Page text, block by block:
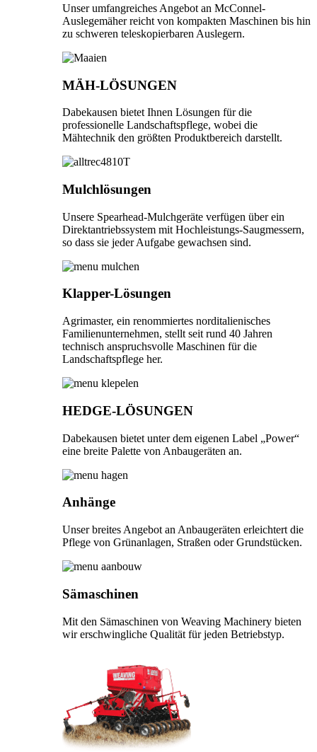
Unser umfangreiches Angebot an McConnel-
Auslegemäher reicht von kompakten Maschinen bis hin
zu schweren teleskopierbaren Auslegern.
MÄH-LÖSUNGEN
Dabekausen bietet Ihnen Lösungen für die
professionelle Landschaftspflege, wobei die
Mähtechnik den größten Produktbereich darstellt.
Mulchlösungen
Unsere Spearhead-Mulchgeräte verfügen über ein
Direktantriebssystem mit Hochleistungs-Saugmessern,
so dass sie jeder Aufgabe gewachsen sind.
Klapper-Lösungen
Agrimaster, ein renommiertes norditalienisches
Familienunternehmen, stellt seit rund 40 Jahren
technisch anspruchsvolle Maschinen für die
Landschaftspflege her.
HEDGE-LÖSUNGEN
Dabekausen bietet unter dem eigenen Label „Power“
eine breite Palette von Anbaugeräten an.
Anhänge
Unser breites Angebot an Anbaugeräten erleichtert die
Pflege von Grünanlagen, Straßen oder Grundstücken.
Sämaschinen
Mit den Sämaschinen von Weaving Machinery bieten
wir erschwingliche Qualität für jeden Betriebstyp.